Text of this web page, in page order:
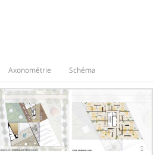
Axonométrie Schéma